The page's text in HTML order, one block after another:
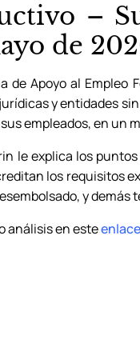
–
de
de Apoyo al Empleo
y entidades
empleados, en un
le explica los
los requisitos
y
análisis en esteenlace